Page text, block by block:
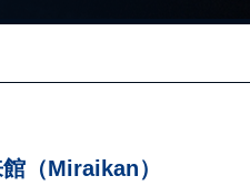
（Miraikan）